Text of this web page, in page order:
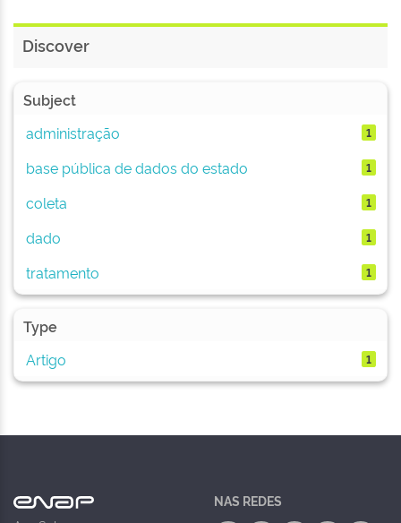
Discover
Subject
administração
1
base pública de dados do estado 1
coleta 1
dado 1
tratamento 1
Type
Artigo
1
NAS REDES